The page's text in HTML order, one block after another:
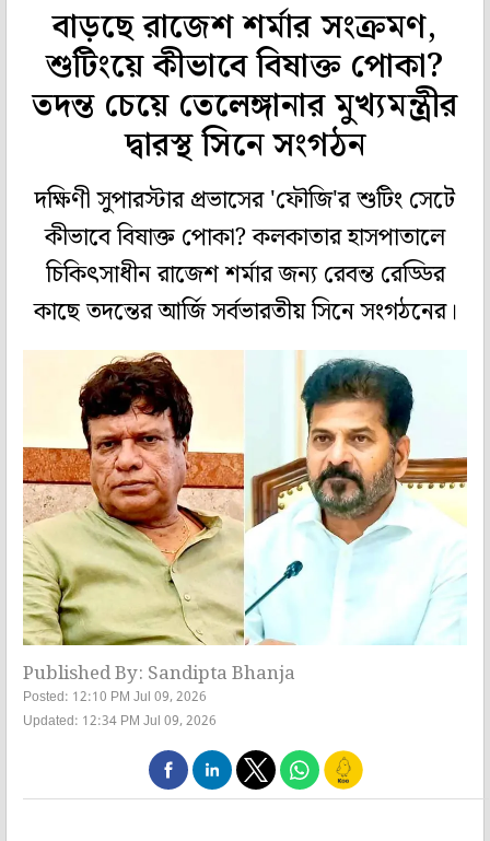
বাড়ছে রাজেশ শর্মার সংক্রমণ,
শুটিংয়ে কীভাবে বিষাক্ত পোকা?
তদন্ত চেয়ে তেলেঙ্গানার মুখ্যমন্ত্রীর
দ্বারস্থ সিনে সংগঠন
দক্ষিণী সুপারস্টার প্রভাসের 'ফৌজি'র শুটিং সেটে
কীভাবে বিষাক্ত পোকা? কলকাতার হাসপাতালে
চিকিৎসাধীন রাজেশ শর্মার জন্য রেবন্ত রেড্ডির
কাছে তদন্তের আর্জি সর্বভারতীয় সিনে সংগঠনের।
Published By: Sandipta Bhanja
Posted: 12:10 PM Jul 09, 2026
Updated: 12:34 PM Jul 09, 2026